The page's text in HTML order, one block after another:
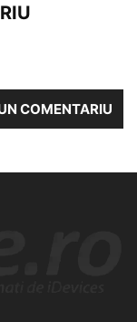
COMENTARIU